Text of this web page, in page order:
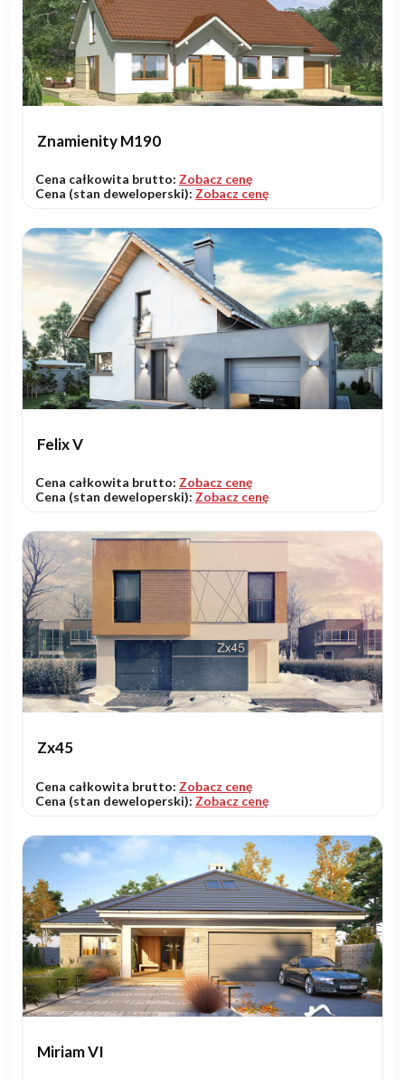
Znamienity M190
Cena całkowita brutto: Zobacz cenę
Cena (stan deweloperski): Zobacz cenę
Felix V
Cena całkowita brutto: Zobacz cenę
Cena (stan deweloperski): Zobacz cenę
Zx45
Cena całkowita brutto: Zobacz cenę
Cena (stan deweloperski): Zobacz cenę
Miriam VI